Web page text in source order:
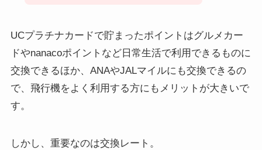
UCプラチナカードで貯まったポイントはグルメカー
ドやnanacoポイントなど日常生活で利用できるものに
交換できるほか、ANAやJALマイルにも交換できるの
で、飛行機をよく利用する方にもメリットが大きいで
す。
しかし、重要なのは交換レート。